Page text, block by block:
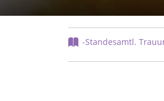
-Standesamtl.